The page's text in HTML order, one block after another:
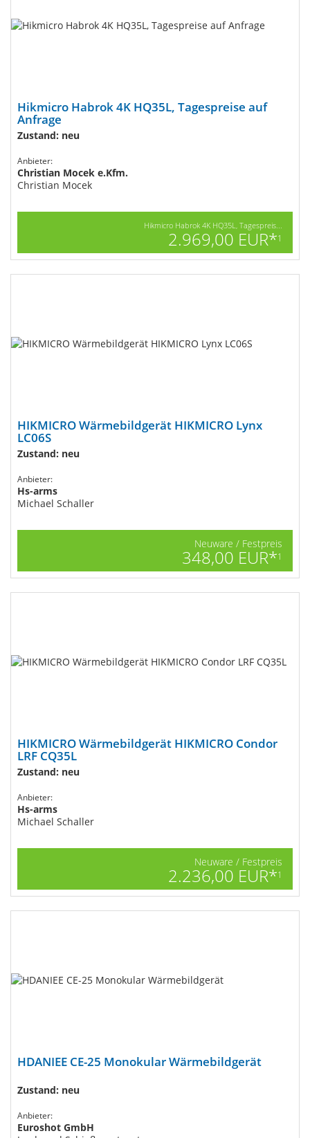
Hikmicro Habrok 4K HQ35L, Tagespreise auf
Anfrage
Zustand: neu
Anbieter:
Christian Mocek e.Kfm.
Christian Mocek
Hikmicro Habrok 4K HQ35L, Tagespreis...
2.969,00 EUR*1
HIKMICRO Wärmebildgerät HIKMICRO Lynx
LC06S
Zustand: neu
Anbieter:
Hs-arms
Michael Schaller
Neuware / Festpreis
348,00 EUR*1
HIKMICRO Wärmebildgerät HIKMICRO Condor
LRF CQ35L
Zustand: neu
Anbieter:
Hs-arms
Michael Schaller
Neuware / Festpreis
2.236,00 EUR*1
HDANIEE CE-25 Monokular​ Wärmebildgerät
Zustand: neu
Anbieter:
Euroshot GmbH